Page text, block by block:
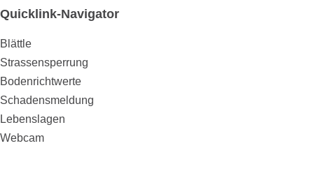
Quicklink-Navigator
Blättle
Strassensperrung
Bodenrichtwerte
Schadensmeldung
Lebenslagen
Webcam